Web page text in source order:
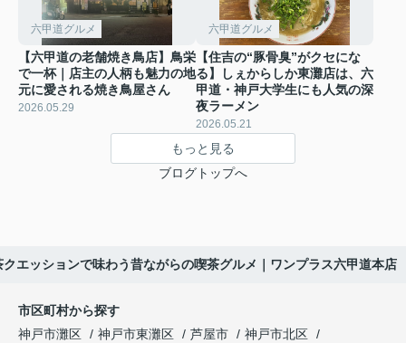
六甲道グルメ
【六甲道の老舗焼き鳥店】鳥栄
で一杯｜店主の人柄も魅力の地
元に愛される焼き鳥屋さん
2026.05.29
六甲道グルメ
【住吉の“豚骨臭”がクセにな
る】しぇからしか東灘店は、六
甲道・神戸大学生にも人気の深
夜ラーメン
2026.05.21
もっと見る
ブログトップへ
エッションで味わう昔ながらの喫茶グルメ｜ワンプラス六甲道本店
市区町村から探す
神戸市灘区
神戸市東灘区 芦屋市
神戸市北区